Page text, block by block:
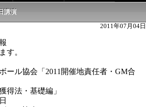
講演
2011年07月04日
す。
ール協会「2011開催地責任者・GM合
得法・基礎編」